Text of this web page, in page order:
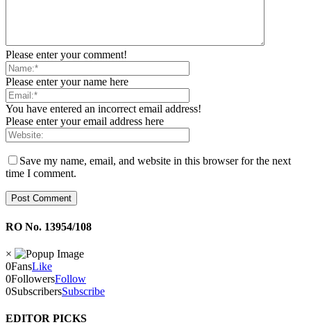
Please enter your comment!
Please enter your name here
You have entered an incorrect email address!
Please enter your email address here
Save my name, email, and website in this browser for the next
time I comment.
RO No. 13954/108
×
0FansLike
0FollowersFollow
0SubscribersSubscribe
EDITOR PICKS